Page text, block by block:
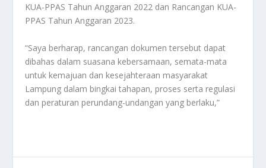
KUA-PPAS Tahun Anggaran 2022 dan Rancangan KUA-
PPAS Tahun Anggaran 2023.
“Saya berharap, rancangan dokumen tersebut dapat
dibahas dalam suasana kebersamaan, semata-mata
untuk kemajuan dan kesejahteraan masyarakat
Lampung dalam bingkai tahapan, proses serta regulasi
dan peraturan perundang-undangan yang berlaku,”